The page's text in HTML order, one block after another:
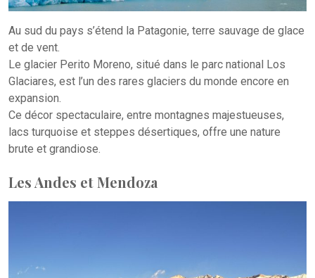
Au sud du pays s’étend la Patagonie, terre sauvage de glace
et de vent.
Le glacier Perito Moreno, situé dans le parc national Los
Glaciares, est l’un des rares glaciers du monde encore en
expansion.
Ce décor spectaculaire, entre montagnes majestueuses,
lacs turquoise et steppes désertiques, offre une nature
brute et grandiose.
Les Andes et Mendoza